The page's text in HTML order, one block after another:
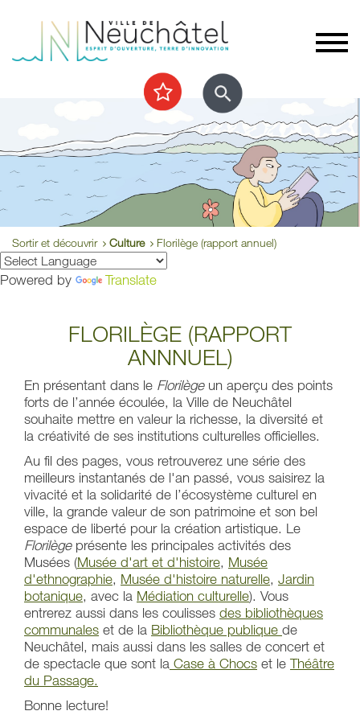
Sortir et découvrir Culture Florilège (rapport annuel)
Powered by Translate
FLORILÈGE (RAPPORT
ANNNUEL)
En présentant dans le Florilègeun aperçu des points
forts de l’année écoulée, la Ville de Neuchâtel
souhaite mettre en valeur la richesse, la diversité et
la créativité de ses institutions culturelles officielles.
Au fil des pages, vous retrouverez une série des
meilleurs instantanés de l'an passé, vous saisirez la
vivacité et la solidarité de l’écosystème culturel en
ville, la grande valeur de son patrimoine et son bel
espace de liberté pour la création artistique. Le
Florilègeprésente les principales activités des
Musées (Musée d'art et d'histoire, Musée
d'ethnographie, Musée d'histoire naturelle, Jardin
botanique, avec la Médiation culturelle). Vous
entrerez aussi dans les coulisses des bibliothèques
communales et de la Bibliothèque publique de
Neuchâtel, mais aussi dans les salles de concert et
de spectacle que sont la Case à Chocs et le Théâtre
du Passage.
Bonne lecture!